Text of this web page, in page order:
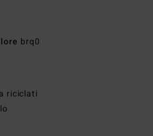
brq0
riciclati